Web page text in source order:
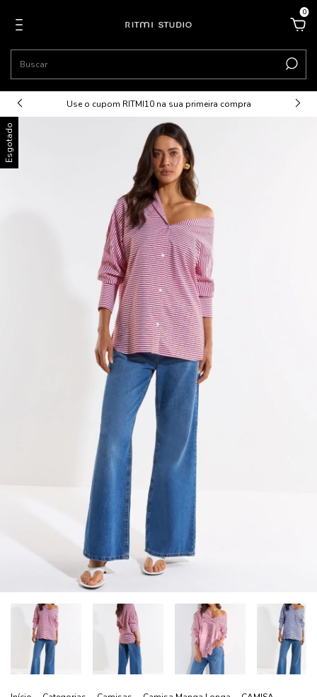
0
Use o cupom RITMI10 na sua primeira compra
Esgotado